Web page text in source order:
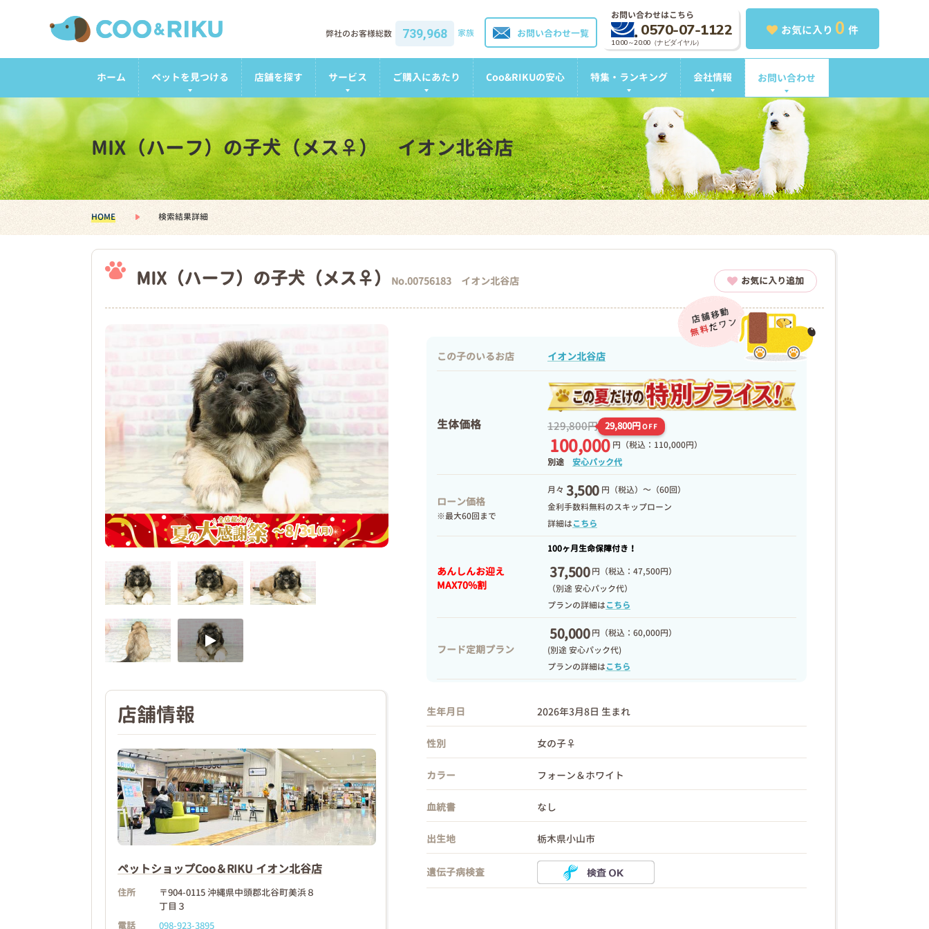
お気に入り 0 件
お問い合わせはこちら
0570-07-1122
10:00～20:00（ナビダイヤル）
お問い合わせ一覧
弊社のお客様総数 739,968 家族
ホーム ペットを見つける 店舗を探す サービス ご購入にあたり Coo&RIKUの安心 特集・ランキング 会社情報 お問い合わせ
MIX（ハーフ）の子犬（メス♀） イオン北谷店
HOME 検索結果詳細
MIX（ハーフ）の子犬（メス♀） No.00756183 イオン北谷店 お気に入り追加
この子のいるお店 イオン北谷店
生体価格 129,800円 29,800円OFF
100,000 円 （税込：110,000円）
別途 安心パック代
ローン価格
※最大60回まで
月々 3,500 円（税込）～（60回）
金利手数料無料のスキップローン
詳細はこちら
あんしんお迎え
MAX70%割
100ヶ月生命保障付き！
37,500 円 （税込：47,500円）
（別途 安心パック代）
プランの詳細はこちら
フード定期プラン
50,000 円 （税込：60,000円）
(別途 安心パック代)
プランの詳細はこちら
生年月日 2026年3月8日 生まれ
性別 女の子♀
カラー フォーン＆ホワイト
血統書 なし
出生地 栃木県小山市
遺伝子病検査
店舗情報
ペットショップCoo＆RIKU イオン北谷店
住所
〒904-0115 沖縄県中頭郡北谷町美浜８
丁目３
電話
098-923-3895